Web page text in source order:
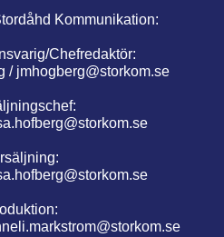
Kommunikation:
Chefredaktör:
/ jmhogberg@storkom.se